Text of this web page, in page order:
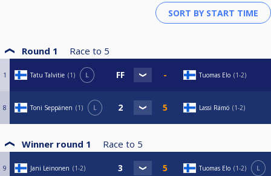
24/8 kaaviolla:
1: 13p.
5: 7p.
17: 1p.
Kisat pelataan 4-5 pöydällä.
Round 1 Race to 5
1 Tatu Talvitie 1 L Tuomas Elo 1-2
8 Toni Seppänen 1 L Lassi Rämö 1-2
Winner round 1 Race to 5
9 Jani Leinonen 1-2 Tuomas Elo 1-2 L